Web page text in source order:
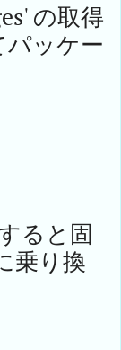
の取得
ッケー
ると固
乗り換